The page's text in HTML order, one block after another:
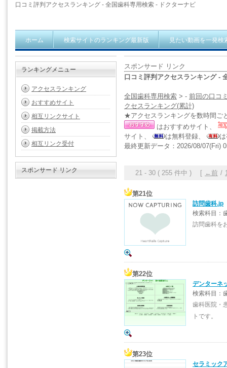
口コミ評判アクセスランキング - 全国歯科専用検索 - ドクターナビ
ホーム 検索サイトのランキング最新版 見たい動画を一発検
スポンサード リンク
口コミ評判アクセスランキング -
全国歯科専用検索 > - 前回の口コ
クセスランキング(累計)
★アクセスランキングを数時間ご
はおすすめサイト、
サイト、
は無料登録、
最終更新データ：2026/08/07(Fri)
21 - 30 ( 255 件中 ) [ ←前 /
第21位
訪問歯科.jp
検索科目：
訪問歯科を
第22位
デンターネ
検索科目：
歯科医院・
トです。
第23位
セラミック
ランキングメニュー
アクセスランキング
おすすめサイト
相互リンクサイト
掲載方法
相互リンク受付
スポンサード リンク